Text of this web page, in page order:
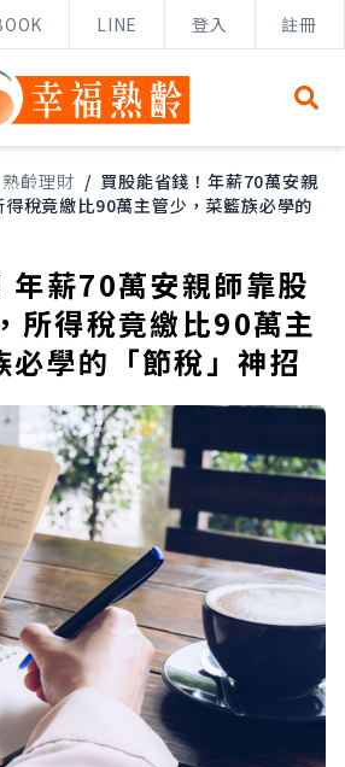
LINE 登入 註冊
熟齡理財 / 買股能省錢！年薪70萬安親
稅竟繳比90萬主管少，菜籃族必學的
年薪70萬安親師靠股
所得稅竟繳比90萬主
必學的「節稅」神招